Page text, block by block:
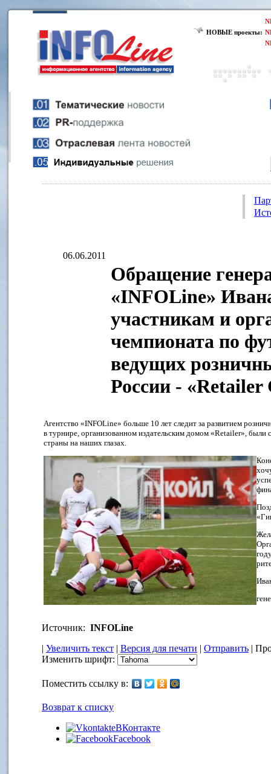
НОВЫЕ проекты:
06.06.2011
Обращение
«INFOLine»
участникам и
чемпионата по
ведущих
России - «Retailer
Агентство «INFOLine» больше 10 лет следит за развитием
в турнире, организованном издательским домом «Retailer»,
страны на наших глазах.
Источник: INFOLine
| Увеличить текст | Версия для печати | Отправить |
Изменить шрифт:
Поместить ссылку в:
Возврат к списку
ВКонтакте
Facebook